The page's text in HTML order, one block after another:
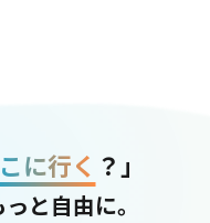
に行く ？」
と自由に。